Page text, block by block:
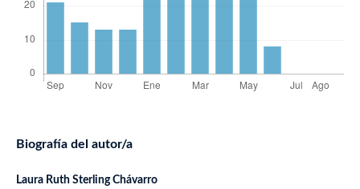
Biografía del autor/a
Laura Ruth Sterling Chávarro